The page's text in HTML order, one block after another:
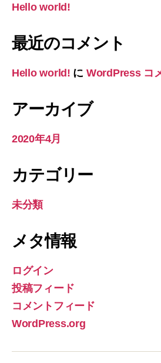
Hello world!
最近のコメント
Hello world! に WordPress コ
アーカイブ
2020年4月
カテゴリー
未分類
メタ情報
ログイン
投稿フィード
コメントフィード
WordPress.org